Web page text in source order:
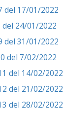
del 17/01/2022
del 24/01/2022
del 31/01/2022
del 7/02/2022
del 14/02/2022
del 21/02/2022
del 28/02/2022